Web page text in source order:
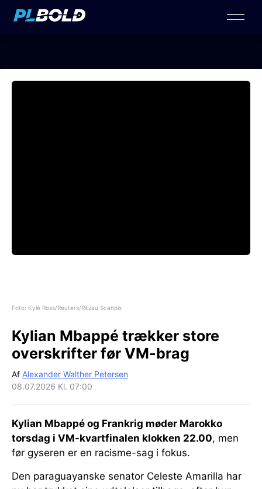
Foto: Kyle Ross/Reuters/Ritzau Scanpix
Kylian Mbappé trækker store
overskrifter før VM-brag
Af Alexander Walther Petersen
08.07.2026 Kl. 07:00
Kylian Mbappé og Frankrig møder Marokko
torsdag i VM-kvartfinalen klokken 22.00, men
før gyseren er en racisme-sag i fokus.
Den paraguayanske senator Celeste Amarilla har